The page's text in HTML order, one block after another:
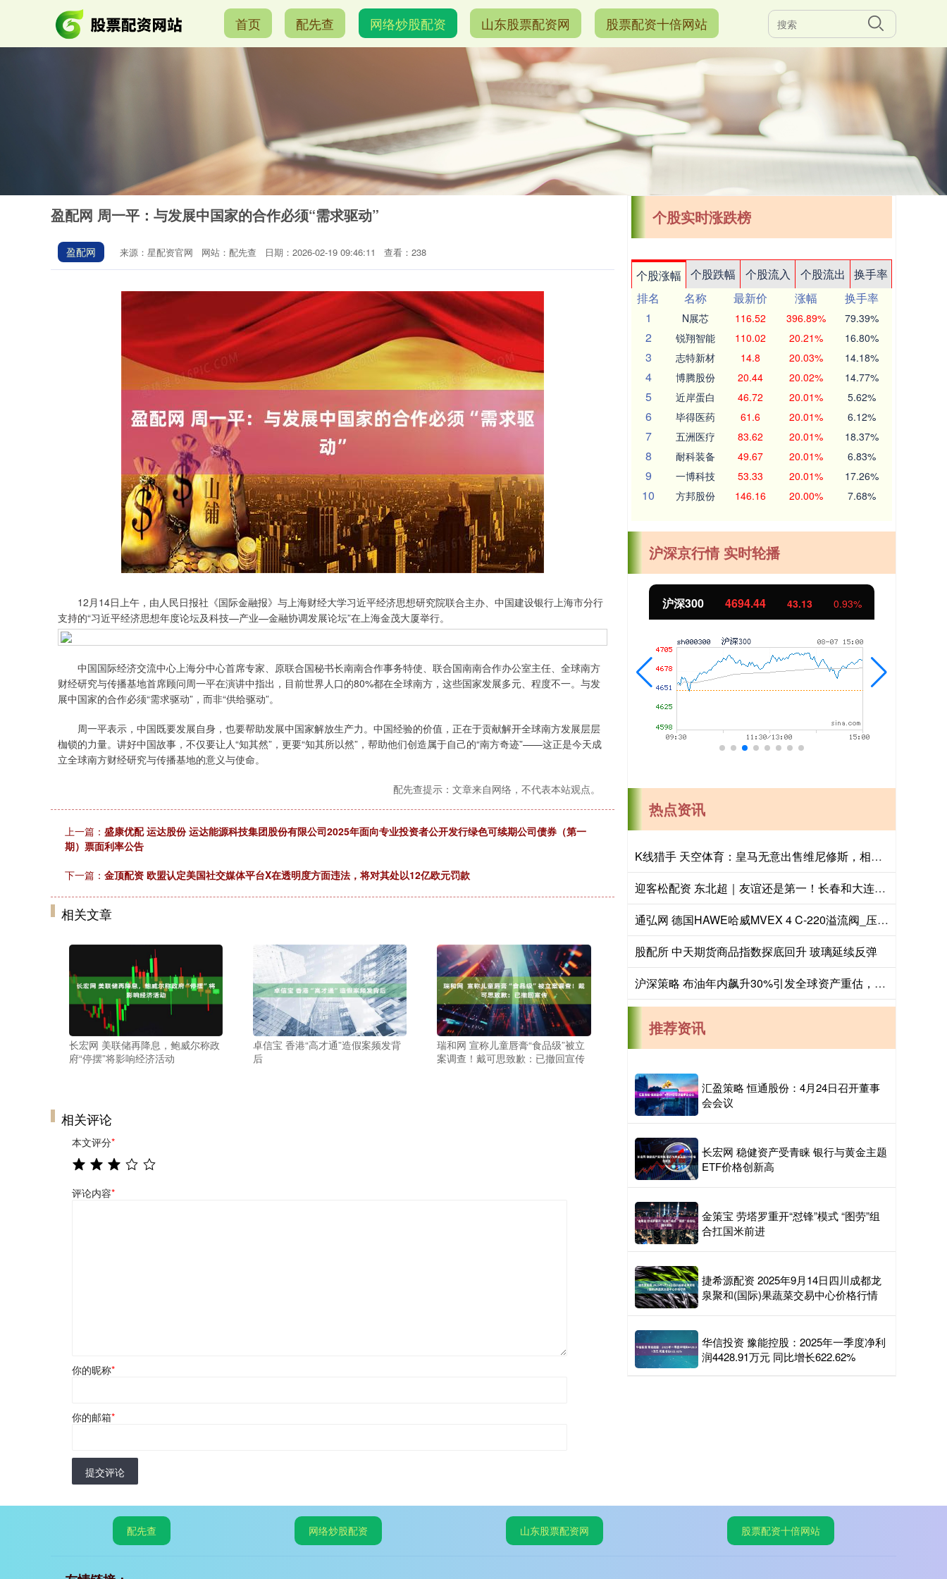
首页 配先查 网络炒股配资 山东股票配资网 股票配资十倍网站
盈配网 周一平：与发展中国家的合作必须“需求驱动”
盈配网 来源：星配资官网 网站：配先查 日期：2026-02-19 09:46:11 查看：238
12月14日上午，由人民日报社《国际金融报》与上海财经大学习近平经济思想研究院联合主办、中国建设银行上海市分行
支持的“习近平经济思想年度论坛及科技—产业—金融协调发展论坛”在上海金茂大厦举行。
中国国际经济交流中心上海分中心首席专家、原联合国秘书长南南合作事务特使、联合国南南合作办公室主任、全球南方
财经研究与传播基地首席顾问周一平在演讲中指出，目前世界人口的80%都在全球南方，这些国家发展多元、程度不一。与发
展中国家的合作必须“需求驱动”，而非“供给驱动”。
周一平表示，中国既要发展自身，也要帮助发展中国家解放生产力。中国经验的价值，正在于贡献解开全球南方发展层层
枷锁的力量。讲好中国故事，不仅要让人“知其然”，更要“知其所以然”，帮助他们创造属于自己的“南方奇迹”——这正是今天成
立全球南方财经研究与传播基地的意义与使命。
配先查提示：文章来自网络，不代表本站观点。
上一篇： 盛康优配 运达股份 运达能源科技集团股份有限公司2025年面向专业投资者公开发行绿色可续期公司债券（第一
期）票面利率公告
下一篇： 金顶配资 欧盟认定美国社交媒体平台X在透明度方面违法，将对其处以12亿欧元罚款
相关文章
长宏网 美联储再降息，鲍威尔称政
府“停摆”将影响经济活动
卓信宝 香港“高才通”造假案频发背
后
瑞和网 宣称儿童唇膏“食品级”被立
案调查！戴可思致歉：已撤回宣传
相关评论
本文评分*
评论内容*
你的昵称*
你的邮箱*
提交评论
个股实时涨跌榜
个股涨幅 个股跌幅 个股流入 个股流出
换手率
排名
名称 最新价 涨幅
换手率
1
N展芯 116.52 396.89% 79.39%
2 锐翔智能 110.02 20.21% 16.80%
3 志特新材 14.8 20.03% 14.18%
4 博腾股份 20.44 20.02% 14.77%
5 近岸蛋白 46.72 20.01% 5.62%
6 毕得医药 61.6 20.01% 6.12%
7 五洲医疗 83.62 20.01% 18.37%
8 耐科装备 49.67 20.01% 6.83%
9 一博科技 53.33 20.01% 17.26%
10 方邦股份 146.16 20.00% 7.68%
沪深京行情 实时轮播
上证指数 3940.04 39.68 1.02% 深证成指 14311.01 200.89 1.42% 沪深300 4694.44 43.13 0.93%
热点资讯
K线猎手 天空体育：皇马无意出售维尼修斯，相信他会续约
迎客松配资 东北超｜友谊还是第一！长春和大连打个平手
通弘网 德国HAWE哈威MVEX 4 C-220溢流阀_压力_系统_液压
股配所 中天期货商品指数探底回升 玻璃延续反弹
沪深策略 布油年内飙升30%引发全球资产重估，韩股创历史单日最大跌幅
推荐资讯
汇盈策略 恒通股份：4月24日召开董事
会会议
长宏网 稳健资产受青睐 银行与黄金主题
ETF价格创新高
金策宝 劳塔罗重开“怼锋”模式 “图劳”组
合扛国米前进
捷希源配资 2025年9月14日四川成都龙
泉聚和(国际)果蔬菜交易中心价格行情
华信投资 豫能控股：2025年一季度净利
润4428.91万元 同比增长622.62%
配先查 网络炒股配资 山东股票配资网 股票配资十倍网站